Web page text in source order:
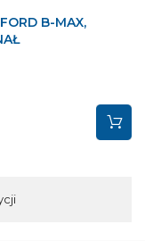
B-MAX,